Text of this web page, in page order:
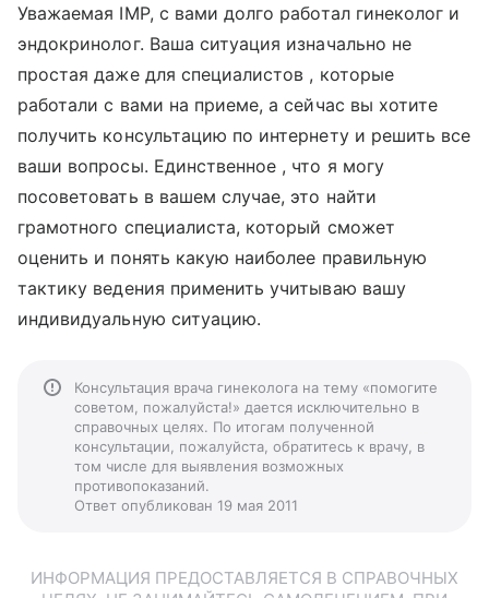
Уважаемая IMP, с вами долго работал гинеколог и
эндокринолог. Ваша ситуация изначально не
простая даже для специалистов , которые
работали с вами на приеме, а сейчас вы хотите
получить консультацию по интернету и решить все
ваши вопросы. Единственное , что я могу
посоветовать в вашем случае, это найти
грамотного специалиста, который сможет
оценить и понять какую наиболее правильную
тактику ведения применить учитываю вашу
индивидуальную ситуацию.
Консультация врача гинеколога на тему «помогите
советом, пожалуйста!» дается исключительно в
справочных целях. По итогам полученной
консультации, пожалуйста, обратитесь к врачу, в
том числе для выявления возможных
противопоказаний.
Ответ опубликован 19 мая 2011
ИНФОРМАЦИЯ ПРЕДОСТАВЛЯЕТСЯ В СПРАВОЧНЫХ